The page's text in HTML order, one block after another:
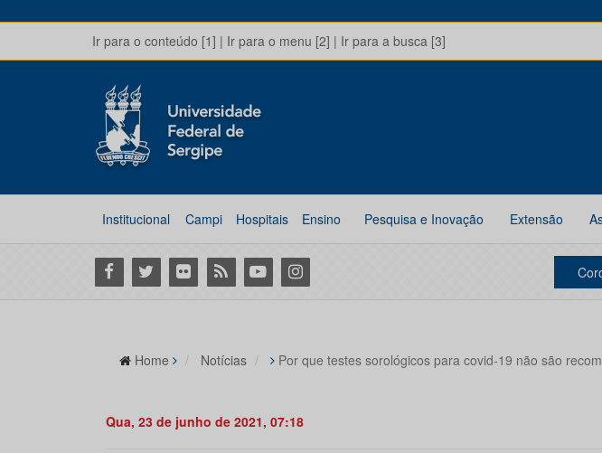
Ir para o conteúdo [1] | Ir para o menu [2] | Ir para a busca [3]
Institucional Campi Hospitais Ensino Pesquisa e Inovação Extensão
Facebook
Twitter Flickr RSS YoutubeInstagram
Home Notícias Por que testes sorológicos para covid-19 não são
Qua, 23 de junho de 2021, 07:18